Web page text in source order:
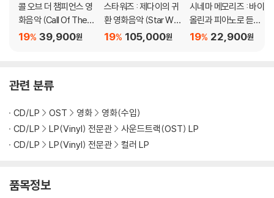
문의 바랍니다.
콜 오브 더 챔피언스 영
화음악 (Call Of The C
hampions OST) [옥
39,900원
19%
스타워즈 : 제다이의 귀
환 영화음악 (Star War
s : Return Of The Je
105,000원
19%
시네마 메모리즈 : 바이
올린과 피아노로 듣는
영화 모음곡 (Cinema
22,900원
19%
관련 분류
CD/LP OST 영화
영화(수입)
CD/LP
LP(Vinyl) 전문관
사운드트랙(OST) LP
CD/LP
LP(Vinyl) 전문관 컬러 LP
품목정보